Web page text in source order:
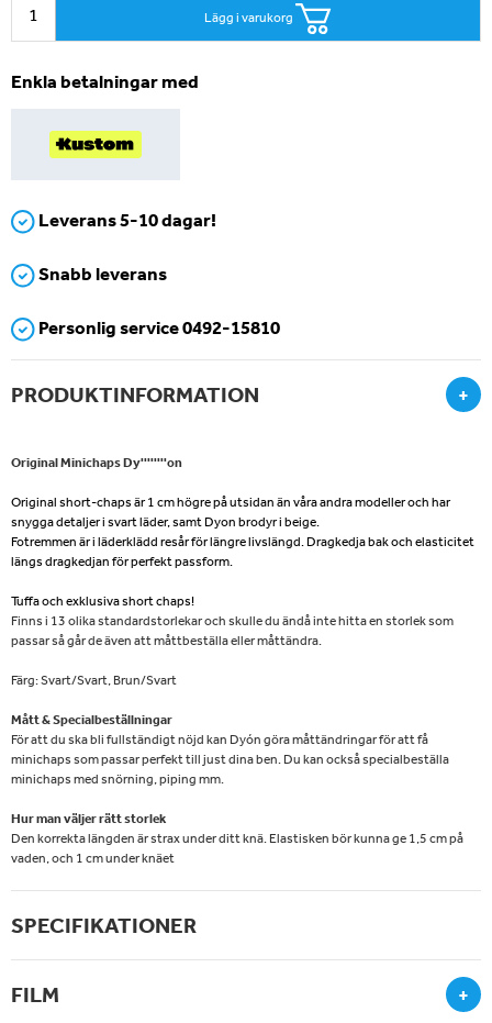
Lägg i varukorg
Enkla betalningar med
Leverans 5-10 dagar!
Snabb leverans
Personlig service 0492-15810
PRODUKTINFORMATION +
Original Minichaps Dy''''''''on
Original short-chaps är 1 cm högre på utsidan än våra andra modeller och har
snygga detaljer i svart läder, samt Dyon brodyr i beige.
Fotremmen är i läderklädd resår för längre livslängd. Dragkedja bak och elasticitet
längs dragkedjan för perfekt passform.
Tuffa och exklusiva short chaps!
Finns i 13 olika standardstorlekar och skulle du ändå inte hitta en storlek som
passar så går de även att måttbeställa eller måttändra.
Färg: Svart/Svart, Brun/Svart
Mått & Specialbeställningar
För att du ska bli fullständigt nöjd kan Dyón göra måttändringar för att få
minichaps som passar perfekt till just dina ben. Du kan också specialbeställa
minichaps med snörning, piping mm.
Hur man väljer rätt storlek
Den korrekta längden är strax under ditt knä. Elastisken bör kunna ge 1,5 cm på
vaden, och 1 cm under knäet
SPECIFIKATIONER
FILM +